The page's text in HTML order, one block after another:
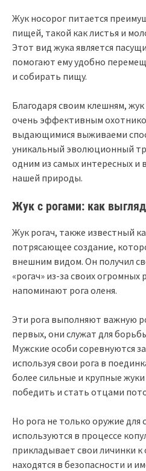
Жук носорог питается
пищей, такой как листья и
Этот вид жука является
помогают ему удобно
и собирать пищу.
Благодаря своим клешням,
очень эффективным
выдающимися выживаеми
уникальный эволюционный
одним из самых интересных и
нашей природы.
Жук с рогами: как
Жук рогач, также известный
потрясающее создание,
внешним видом. Он получил
«рогач» из-за своих огромных
напоминают рога оленя.
Эти рога выполняют важную
первых, они служат для
Мужские особи соревнуются
используя свои рога в
более сильные и крупные
победить и стать отцами
Но рога не только оружие для
используются в процессе
прикладывает свои личинки
находятся в безопасности и